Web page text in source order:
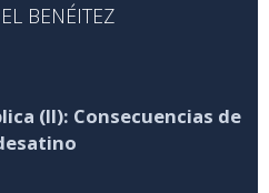
BENÉITEZ
(II): Consecuencias de